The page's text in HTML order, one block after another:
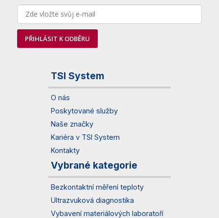
PŘIHLÁSIT K ODBĚRU
TSI System
O nás
Poskytované služby
Naše značky
Kariéra v TSI System
Kontakty
Vybrané kategorie
Bezkontaktní měření teploty
Ultrazvuková diagnostika
Vybavení materiálových laboratoří